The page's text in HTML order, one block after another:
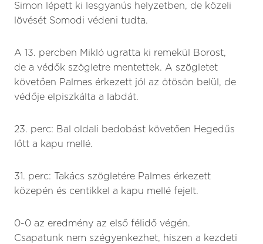
Simon lépett ki lesgyanús helyzetben, de közeli
lövését Somodi védeni tudta.
A 13. percben Mikló ugratta ki remekül Borost,
de a védők szögletre mentettek. A szögletet
követően Palmes érkezett jól az ötösön belül, de
védője elpiszkálta a labdát.
23. perc: Bal oldali bedobást követően Hegedűs
lőtt a kapu mellé.
31. perc: Takács szögletére Palmes érkezett
közepén és centikkel a kapu mellé fejelt.
0-0 az eredmény az első félidő végén.
Csapatunk nem szégyenkezhet, hiszen a kezdeti